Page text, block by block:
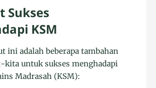
Sukses
KSM
ini adalah beberapa tambahan
kita untuk sukses menghadapi
Madrasah (KSM):